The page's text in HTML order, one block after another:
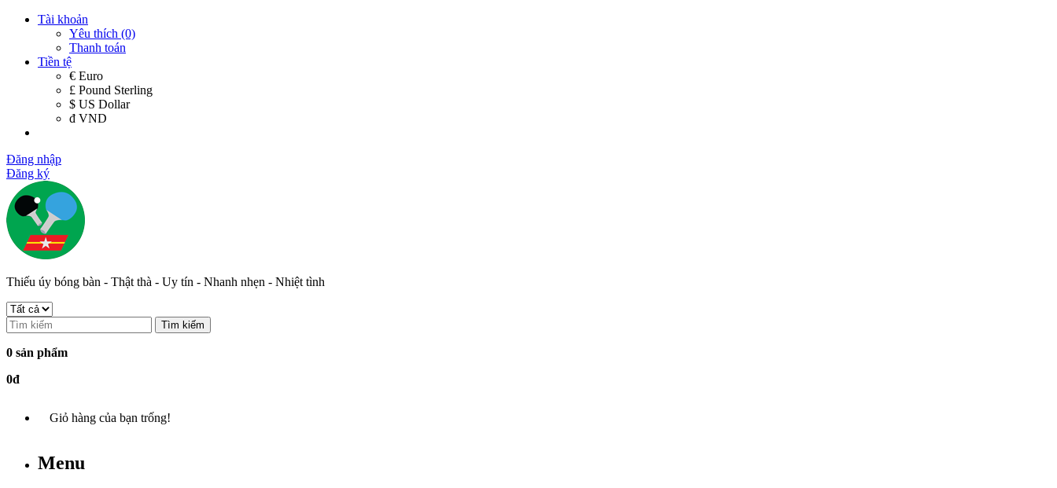
Tài khoản
Yêu thích (0)
Thanh toán
Tiền tệ
€ Euro
£ Pound Sterling
$ US Dollar
đ VND
Đăng nhập
Đăng ký
Thiếu úy bóng bàn - Thật thà - Uy tín - Nhanh nhẹn - Nhiệt tình
Tìm kiếm
0 sản phẩm
0đ
Giỏ hàng của bạn trống!
Menu